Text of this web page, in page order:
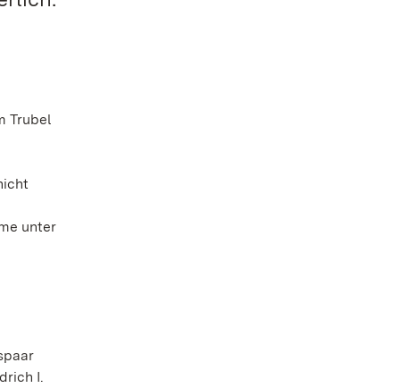
Trubel
unter
I.